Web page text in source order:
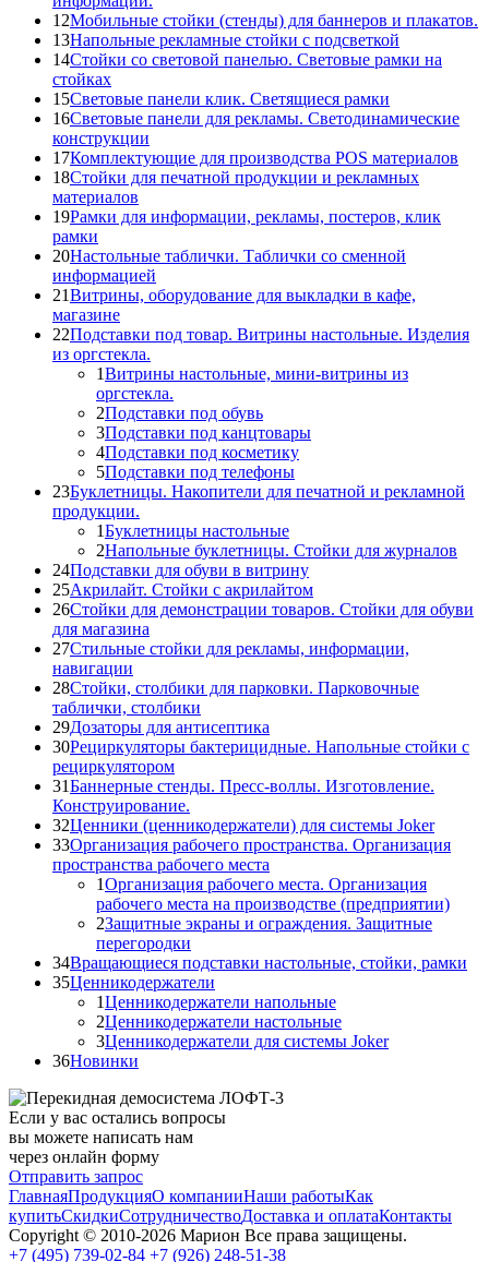
12Мобильные стойки (стенды) для баннеров и плакатов.
13Напольные рекламные стойки с подсветкой
14Стойки со световой панелью. Световые рамки на
стойках
15Световые панели клик. Светящиеся рамки
16Световые панели для рекламы. Светодинамические
конструкции
17Комплектующие для производства POS материалов
18Стойки для печатной продукции и рекламных
материалов
19Рамки для информации, рекламы, постеров, клик
рамки
20Настольные таблички. Таблички со сменной
информацией
21Витрины, оборудование для выкладки в кафе,
магазине
22Подставки под товар. Витрины настольные. Изделия
из оргстекла.
1Витрины настольные, мини-витрины из
оргстекла.
2Подставки под обувь
3Подставки под канцтовары
4Подставки под косметику
5Подставки под телефоны
23Буклетницы. Накопители для печатной и рекламной
продукции.
1Буклетницы настольные
2Напольные буклетницы. Стойки для журналов
24Подставки для обуви в витрину
25Акрилайт. Стойки с акрилайтом
26Стойки для демонстрации товаров. Стойки для обуви
для магазина
27Стильные стойки для рекламы, информации,
навигации
28Стойки, столбики для парковки. Парковочные
таблички, столбики
29Дозаторы для антисептика
30Рециркуляторы бактерицидные. Напольные стойки с
рециркулятором
31Баннерные стенды. Пресс-воллы. Изготовление.
Конструирование.
32Ценники (ценникодержатели) для системы Joker
33Организация рабочего пространства. Организация
пространства рабочего места
1Организация рабочего места. Организация
рабочего места на производстве (предприятии)
2Защитные экраны и ограждения. Защитные
перегородки
34Вращающиеся подставки настольные, стойки, рамки
35Ценникодержатели
1Ценникодержатели напольные
2Ценникодержатели настольные
3Ценникодержатели для системы Joker
36Новинки
Если у вас остались вопросы
вы можете написать нам
через онлайн форму
Отправить запрос
ГлавнаяПродукцияО компанииНаши работыКак
купитьСкидкиСотрудничествоДоставка и оплатаКонтакты
Copyright © 2010-2026 Марион Все права защищены.
+7 (495) 739-02-84 +7 (926) 248-51-38